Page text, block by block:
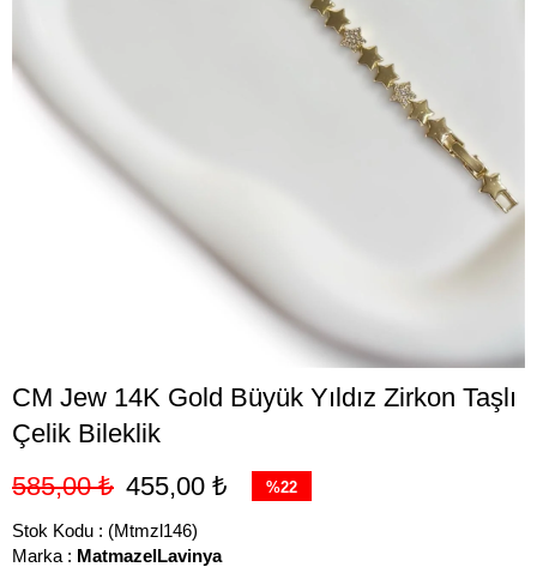
CM Jew 14K Gold Büyük Yıldız Zirkon Taşlı
Çelik Bileklik
585,00 ₺ 455,00 ₺ %22
Stok Kodu
(Mtmzl146)
Marka : MatmazelLavinya